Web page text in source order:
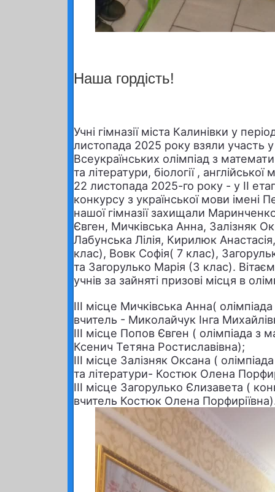
Наша гордість!
Учні гімназії міста Калинівки у
листопада 2025 року взяли участь у
Всеукраїнських олімпіад з
та літератури, біології , англійської
22 листопада 2025-го року - у ІІ
конкурсу з української мови імені
нашої гімназії захищали
Євген, Мичківська Анна, Залізняк
Лабунська Лілія, Кирилюк
клас), Вовк Софія( 7 клас),
та Загорулько Марія (3 клас).
учнів за зайняті призові місця в
ІІІ місце Мичківська Анна(
вчитель - Миколайчук Інга
ІІІ місце Попов Євген ( олімпіада з
Ксенич Тетяна Ростиславівна);
ІІІ місце Залізняк Оксана (
та літератури- Костюк Олена
ІІІ місце Загорулько Єлизавета (
вчитель Костюк Олена